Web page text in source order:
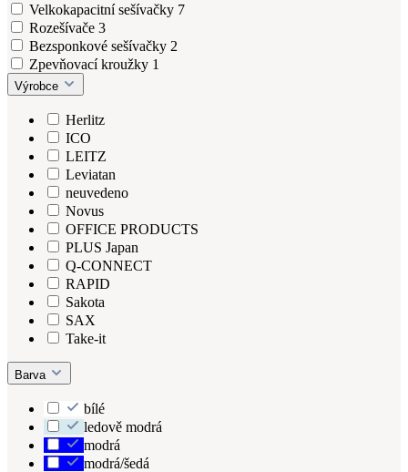
Velkokapacitní sešívačky 7
Rozešívače 3
Bezsponkové sešívačky 2
Zpevňovací kroužky 1
Výrobce
Herlitz
ICO
LEITZ
Leviatan
neuvedeno
Novus
OFFICE PRODUCTS
PLUS Japan
Q-CONNECT
RAPID
Sakota
SAX
Take-it
Barva
bílé
ledově modrá
modrá
modrá/šedá